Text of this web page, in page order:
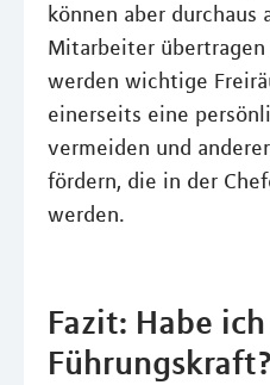
können aber durchaus
Mitarbeiter übertragen
werden wichtige
einerseits eine
vermeiden und
fördern, die in der
werden.
Fazit: Habe
Führungskraft?